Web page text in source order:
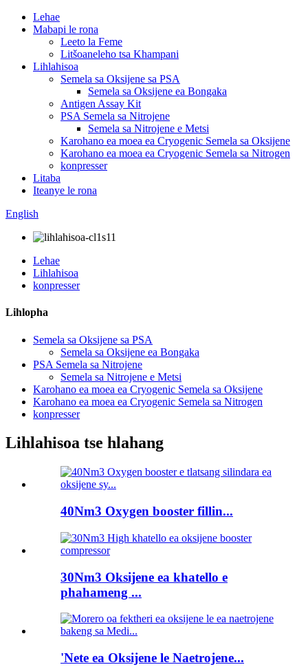
Lehae
Mabapi le rona
Leeto la Feme
Litšoaneleho tsa Khampani
Lihlahisoa
Semela sa Oksijene sa PSA
Semela sa Oksijene ea Bongaka
Antigen Assay Kit
PSA Semela sa Nitrojene
Semela sa Nitrojene e Metsi
Karohano ea moea ea Cryogenic Semela sa Oksijene
Karohano ea moea ea Cryogenic Semela sa Nitrogen
konpresser
Litaba
Iteanye le rona
English
Lehae
Lihlahisoa
konpresser
Lihlopha
Semela sa Oksijene sa PSA
Semela sa Oksijene ea Bongaka
PSA Semela sa Nitrojene
Semela sa Nitrojene e Metsi
Karohano ea moea ea Cryogenic Semela sa Oksijene
Karohano ea moea ea Cryogenic Semela sa Nitrogen
konpresser
Lihlahisoa tse hlahang
40Nm3 Oxygen booster fillin...
30Nm3 Oksijene ea khatello e
phahameng ...
'Nete ea Oksijene le Naetrojene...